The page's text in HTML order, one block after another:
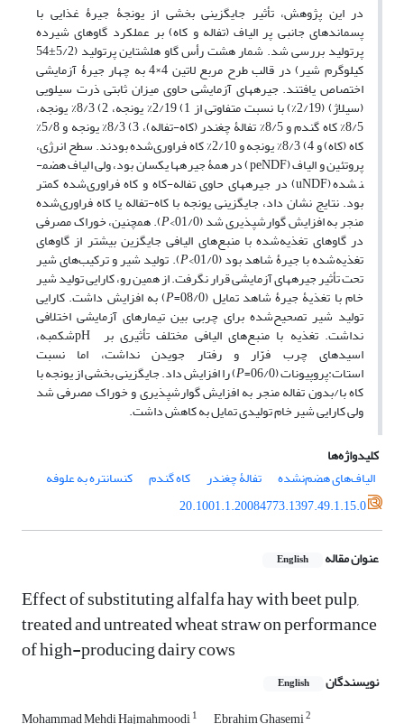
در این پژوهش، تأثیر جایگزینی بخشی از یونجۀ جیرۀ غذایی با
پسماندهای جانبی پر الیاف (تفاله و کاه) بر عملکرد گاوهای شیرده
پرتولید بررسی شد. شمار هشت رأس ﮔﺎو هلشتاین پرتولید (5/2±54
کیلوگرم شیر) در قالب ﻃﺮح ﻣﺮﺑﻊ ﻻﺗﯿﻦ 4×4 به چهار جیرۀ­ آزمایشی
اختصاص یافتند. جیره­های آزمایشی حاوی میزان ثابتی ذرت سیلویی
(سیلاژ) (2/19%) با نسبت متفاوتی از 1) 2/19% یونجه، 2) 8/3% یونجه،
8/5% کاه گندم و 8/5% تفالۀ چغندر (کاه-تفاله)، 3) 8/3% یونجه و 5/8%
کاه (کاه) و 4) 8/3% یونجه و 2/10% کاه فراوری‌شده بودند. سطح انرژی،
پروتئین و الیاف (peNDF) در همۀ جیره­ها یکسان بود، ولی الیاف هضم­
نشده (uNDF) در جیره­های حاوی تفاله-کاه و کاه فراوری‌شده کمتر
بود. نتایج نشان داد، جایگزینی یونجه با کاه-تفاله یا کاه فراوری‌شده
منجر به افزایش گوارش­پذیری شد (01/0> P). همچنین، خوراک مصرفی
در گاوهای تغذیه‌شده با منبع‌های الیافی جایگزین بیشتر از گاوهای
تغذیه‌شده با جیرۀ شاهد بود (01/0> P). تولید شیر و ترکیب‌های شیر
تحت تأثیر جیره­های آزمایشی قرار نگرفت. از همین رو، کارایی تولید شیر
خام با تغذیۀ جیرۀ شاهد تمایل (08/0= P) به افزایش داشت. کارایی
تولید شیر تصحیح‌شده برای چربی بین تیمارهای آزمایشی اختلافی
نداشت. تغذیه با منبع‌های الیافی مختلف تأثیری بر pHشکمبه،
اسیدهای چرب فرّار و رفتار جویدن نداشت، اما نسبت
استات:پروپیونات (06/0= P) را افزایش داد. جایگزینی بخشی از یونجه با
کاه با/بدون تفاله منجر به افزایش گوارش­پذیری و خوراک مصرفی شد
ولی کارایی شیر خام تولیدی تمایل به کاهش داشت.
کلیدواژه‌ها
الیاف‌های هضم‌نشده
تفالۀ چغندر کاه گندم
کنسانتره به علوفه
20.1001.1.20084773.1397.49.1.15.0
عنوان مقاله English
Effect of substituting alfalfa hay with beet pulp,
treated and untreated wheat straw on performance
of high-producing dairy cows
نویسندگان English
1 2